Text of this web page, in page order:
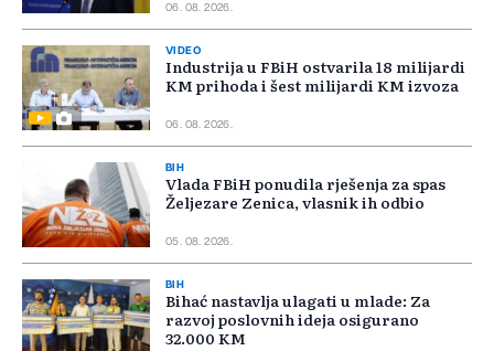
06. 08. 2026.
VIDEO
Industrija u FBiH ostvarila 18 milijardi
KM prihoda i šest milijardi KM izvoza
06. 08. 2026.
BIH
Vlada FBiH ponudila rješenja za spas
Željezare Zenica, vlasnik ih odbio
05. 08. 2026.
BIH
Bihać nastavlja ulagati u mlade: Za
razvoj poslovnih ideja osigurano
32.000 KM